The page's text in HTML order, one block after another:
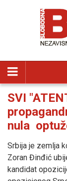
SVI
nula
Srbija je zemlja
Zoran Đinđić
kandidat